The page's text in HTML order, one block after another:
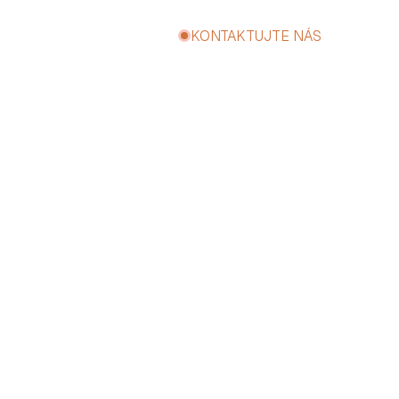
KONTAKTUJTE NÁS